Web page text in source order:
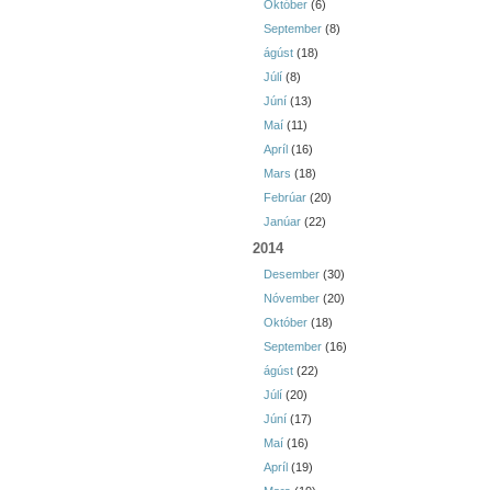
Október (6)
September (8)
ágúst (18)
Júlí (8)
Júní (13)
Maí (11)
Apríl (16)
Mars (18)
Febrúar (20)
Janúar (22)
2014
Desember (30)
Nóvember (20)
Október (18)
September (16)
ágúst (22)
Júlí (20)
Júní (17)
Maí (16)
Apríl (19)